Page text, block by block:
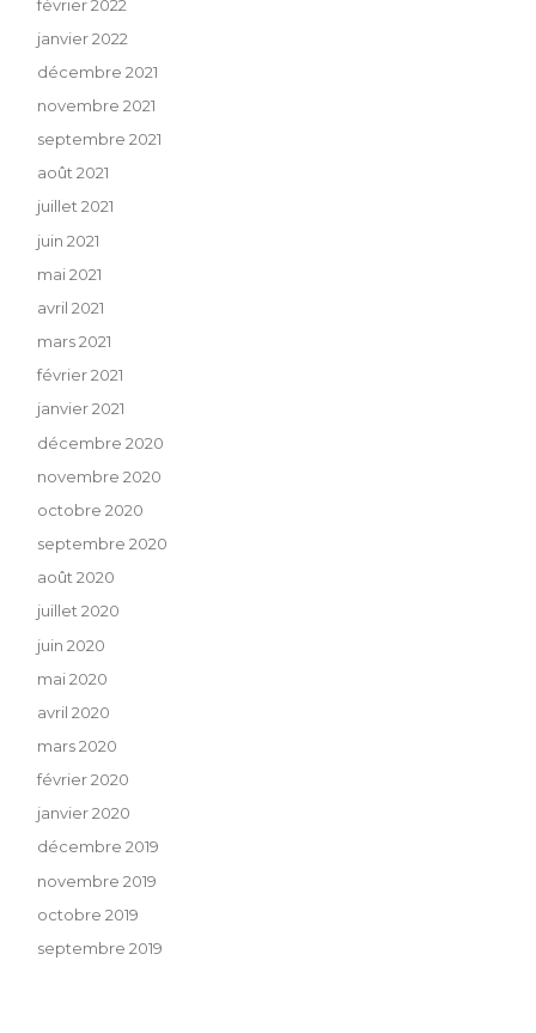
février 2022
janvier 2022
décembre 2021
novembre 2021
septembre 2021
août 2021
juillet 2021
juin 2021
mai 2021
avril 2021
mars 2021
février 2021
janvier 2021
décembre 2020
novembre 2020
octobre 2020
septembre 2020
août 2020
juillet 2020
juin 2020
mai 2020
avril 2020
mars 2020
février 2020
janvier 2020
décembre 2019
novembre 2019
octobre 2019
septembre 2019